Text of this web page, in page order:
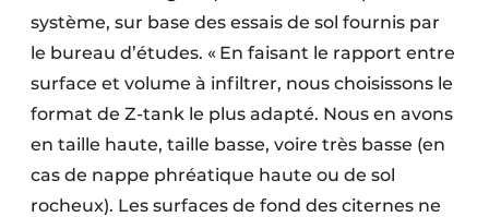
système, sur base des essais de sol fournis par
le bureau d’études. « En faisant le rapport entre
surface et volume à infiltrer, nous choisissons le
format de Z-tank le plus adapté. Nous en avons
en taille haute, taille basse, voire très basse (en
cas de nappe phréatique haute ou de sol
rocheux). Les surfaces de fond des citernes ne